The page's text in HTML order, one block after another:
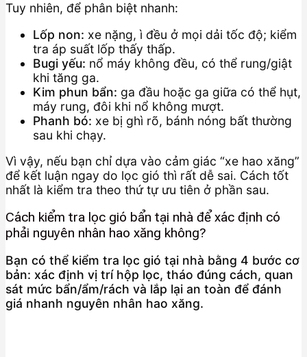
Tuy nhiên, để phân biệt nhanh:
Lốp non: xe nặng, ì đều ở mọi dải tốc độ; kiểm
tra áp suất lốp thấy thấp.
Bugi yếu: nổ máy không đều, có thể rung/giật
khi tăng ga.
Kim phun bẩn: ga đầu hoặc ga giữa có thể hụt,
máy rung, đôi khi nổ không mượt.
Phanh bó: xe bị ghì rõ, bánh nóng bất thường
sau khi chạy.
Vì vậy, nếu bạn chỉ dựa vào cảm giác “xe hao xăng”
để kết luận ngay do lọc gió thì rất dễ sai. Cách tốt
nhất là kiểm tra theo thứ tự ưu tiên ở phần sau.
Cách kiểm tra lọc gió bẩn tại nhà để xác định có
phải nguyên nhân hao xăng không?
Bạn có thể kiểm tra lọc gió tại nhà bằng 4 bước cơ
bản: xác định vị trí hộp lọc, tháo đúng cách, quan
sát mức bẩn/ẩm/rách và lắp lại an toàn để đánh
giá nhanh nguyên nhân hao xăng.